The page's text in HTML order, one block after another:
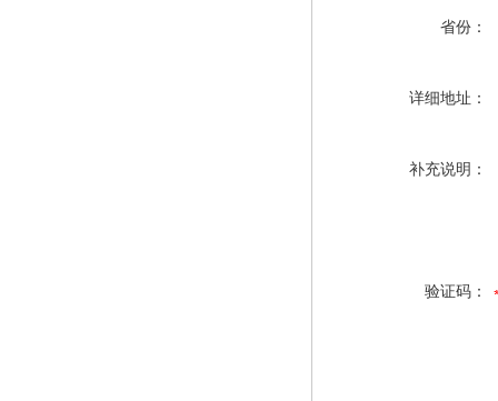
省份：
详细地址：
补充说明：
验证码：